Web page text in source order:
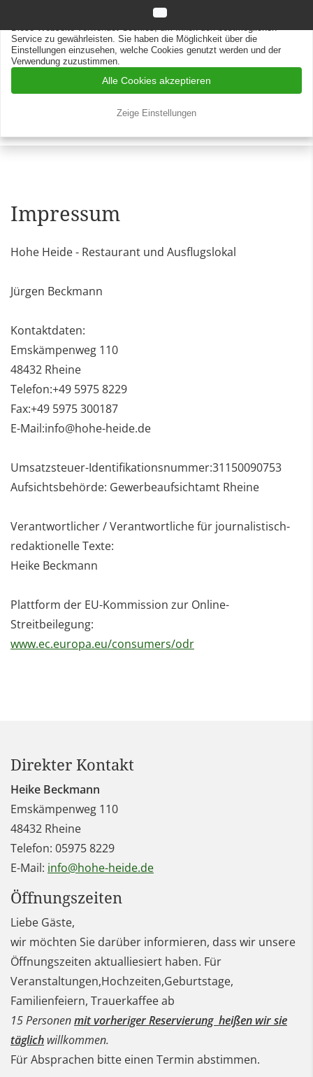
Impressum
Hohe Heide - Restaurant und Ausflugslokal
Jürgen Beckmann
Kontaktdaten:
Emskämpenweg 110
48432 Rheine
Telefon:+49 5975 8229
Fax:+49 5975 300187
E-Mail:info@hohe-heide.de
Umsatzsteuer-Identifikationsnummer:31150090753
Aufsichtsbehörde: Gewerbeaufsichtamt Rheine
Verantwortlicher / Verantwortliche für journalistisch-
redaktionelle Texte:
Heike Beckmann
Plattform der EU-Kommission zur Online-
Streitbeilegung:
www.ec.europa.eu/consumers/odr
Direkter Kontakt
Heike Beckmann
Emskämpenweg 110
48432 Rheine
Telefon: 05975 8229
E-Mail: info@hohe-heide.de
Öffnungszeiten
Liebe Gäste,
wir möchten Sie darüber informieren, dass wir unsere
Öffnungszeiten aktualliesiert haben. Für
Veranstaltungen,Hochzeiten,Geburtstage,
Familienfeiern, Trauerkaffee ab
15 Personenmit vorheriger Reservierung heißen wir sie
täglich willkommen.
Für Absprachen bitte einen Termin abstimmen.
Diese Webseite verwendet Cookies
Diese Webseite verwendet Cookies, um Ihnen den bestmöglichen
Service zu gewährleisten. Sie haben die Möglichkeit über die
Einstellungen einzusehen, welche Cookies genutzt werden und der
Verwendung zuzustimmen.
Alle Cookies akzeptieren
Zeige Einstellungen